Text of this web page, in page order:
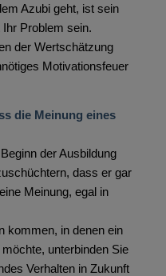
Azubi geht, ist sein
Problem sein.
der Wertschätzung
Motivationsfeuer
die Meinung eines
der Ausbildung
dass er gar
Meinung, egal in
kommen, in denen ein
unterbinden Sie
Verhalten in Zukunft